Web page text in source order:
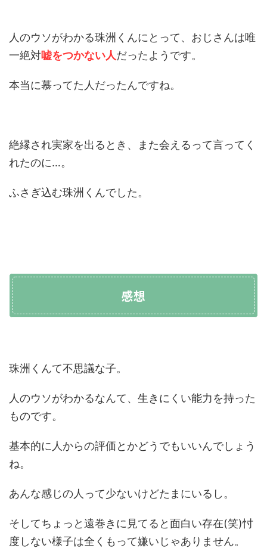
人のウソがわかる珠洲くんにとって、おじさんは唯
一絶対嘘をつかない人だったようです。
本当に慕ってた人だったんですね。
絶縁され実家を出るとき、また会えるって言ってく
れたのに…。
ふさぎ込む珠洲くんでした。
感想
珠洲くんて不思議な子。
人のウソがわかるなんて、生きにくい能力を持った
ものです。
基本的に人からの評価とかどうでもいいんでしょう
ね。
あんな感じの人って少ないけどたまにいるし。
そしてちょっと遠巻きに見てると面白い存在(笑)忖
度しない様子は全くもって嫌いじゃありません。